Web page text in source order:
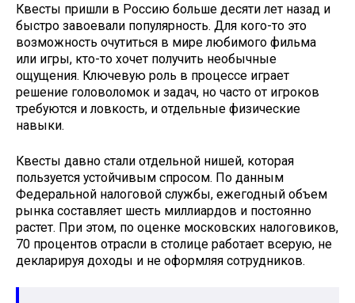
Квесты пришли в Россию больше десяти лет назад и
быстро завоевали популярность. Для кого-то это
возможность очутиться в мире любимого фильма
или игры, кто-то хочет получить необычные
ощущения. Ключевую роль в процессе играет
решение головоломок и задач, но часто от игроков
требуются и ловкость, и отдельные физические
навыки.
Квесты давно стали отдельной нишей, которая
пользуется устойчивым спросом. По данным
Федеральной налоговой службы, ежегодный объем
рынка составляет шесть миллиардов и постоянно
растет. При этом, по оценке московских налоговиков,
70 процентов отрасли в столице работает всерую, не
декларируя доходы и не оформляя сотрудников.